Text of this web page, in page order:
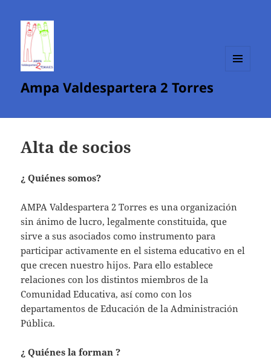
Ampa Valdespartera 2 Torres
Alta de socios
¿ Quiénes somos?
AMPA Valdespartera 2 Torres es una organización
sin ánimo de lucro, legalmente constituida, que
sirve a sus asociados como instrumento para
participar activamente en el sistema educativo en el
que crecen nuestro hijos. Para ello establece
relaciones con los distintos miembros de la
Comunidad Educativa, así como con los
departamentos de Educación de la Administración
Pública.
¿ Quiénes la forman ?